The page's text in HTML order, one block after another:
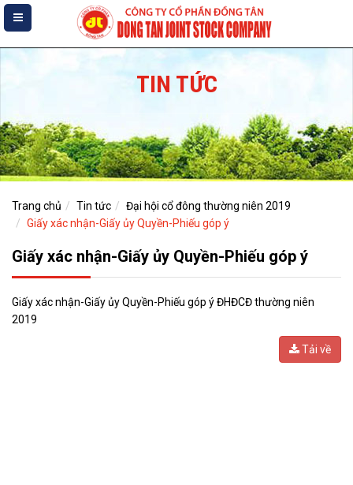
TIN TỨC
Trang chủ Tin tức
Đại hội cổ đông thường niên 2019
Giấy xác nhận-Giấy ủy Quyền-Phiếu góp ý
Giấy xác nhận-Giấy ủy Quyền-Phiếu góp ý
Giấy xác nhận-Giấy ủy Quyền-Phiếu góp ý ĐHĐCĐ thường niên
2019
Tải về